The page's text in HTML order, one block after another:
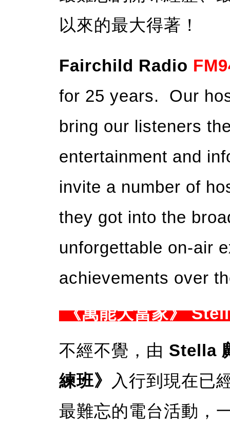
以來的最大得著！
Fairchild Radio
for 25 years. Our
bring our listeners
entertainment and
invite a number of
they got into the
unforgettable on-air
achievements over
《萬能大當家》
不經不覺，由 Stella
練班》
入行到現在已
最難忘的電台活動，